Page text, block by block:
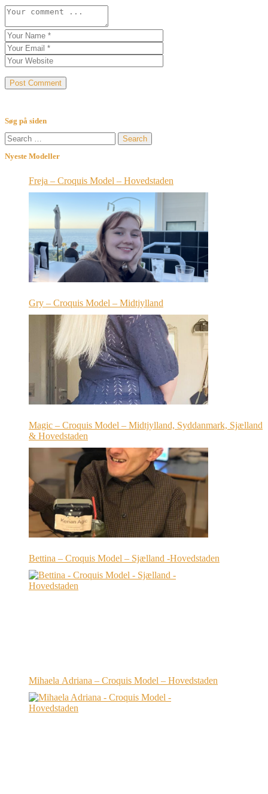
Søg på siden
Search
for:
Nyeste Modeller
Freja – Croquis Model – Hovedstaden
Gry – Croquis Model – Midtjylland
Magic – Croquis Model – Midtjylland, Syddanmark, Sjælland
& Hovedstaden
Bettina – Croquis Model – Sjælland -Hovedstaden
Mihaela Adriana – Croquis Model – Hovedstaden